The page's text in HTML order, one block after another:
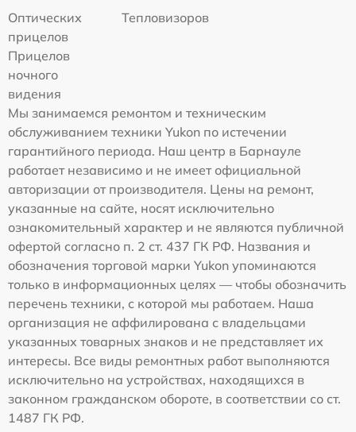
Оптических
прицелов
Тепловизоров
Прицелов
ночного
видения
Мы занимаемся ремонтом и техническим
обслуживанием техники Yukon по истечении
гарантийного периода. Наш центр в Барнауле
работает независимо и не имеет официальной
авторизации от производителя. Цены на ремонт,
указанные на сайте, носят исключительно
ознакомительный характер и не являются публичной
офертой согласно п. 2 ст. 437 ГК РФ. Названия и
обозначения торговой марки Yukon упоминаются
только в информационных целях — чтобы обозначить
перечень техники, с которой мы работаем. Наша
организация не аффилирована с владельцами
указанных товарных знаков и не представляет их
интересы. Все виды ремонтных работ выполняются
исключительно на устройствах, находящихся в
законном гражданском обороте, в соответствии со ст.
1487 ГК РФ.